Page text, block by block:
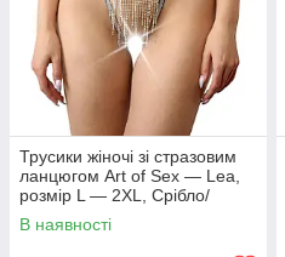
Трусики жіночі зі стразовим
ланцюгом Art of Sex — Lea,
розмір L — 2XL, Срібло/
Чорний
В наявності